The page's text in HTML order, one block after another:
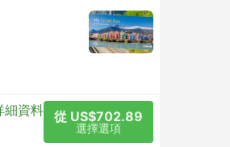
細資料 從 US$702.89
選擇選項